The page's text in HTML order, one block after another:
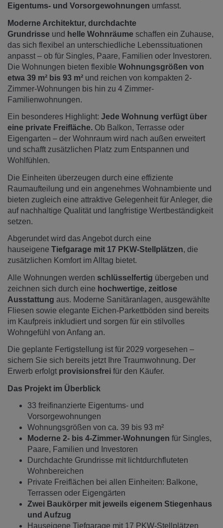
Eigentums- und Vorsorgewohnungen umfasst.
Moderne Architektur, durchdachte
Grundrisse und helle Wohnräume schaffen ein Zuhause,
das sich flexibel an unterschiedliche Lebenssituationen
anpasst – ob für Singles, Paare, Familien oder Investoren.
Die Wohnungen bieten flexible Wohnungsgrößen von
etwa 39 m² bis 93 m² und reichen von kompakten 2-
Zimmer-Wohnungen bis hin zu 4 Zimmer-
Familienwohnungen.
Ein besonderes Highlight: Jede Wohnung verfügt über
eine private Freifläche. Ob Balkon, Terrasse oder
Eigengarten – der Wohnraum wird nach außen erweitert
und schafft zusätzlichen Platz zum Entspannen und
Wohlfühlen.
Die Einheiten überzeugen durch eine effiziente
Raumaufteilung und ein angenehmes Wohnambiente und
bieten zugleich eine attraktive Gelegenheit für Anleger, die
auf nachhaltige Qualität und langfristige Wertbeständigkeit
setzen.
Abgerundet wird das Angebot durch eine
hauseigene Tiefgarage mit 17 PKW-Stellplätzen, die
zusätzlichen Komfort im Alltag bietet.
Alle Wohnungen werden schlüsselfertig übergeben und
zeichnen sich durch eine hochwertige, zeitlose
Ausstattung aus. Moderne Sanitäranlagen, ausgewählte
Fliesen sowie elegante Eichen-Parkettböden sind bereits
im Kaufpreis inkludiert und sorgen für ein stilvolles
Wohngefühl von Anfang an.
Die geplante Fertigstellung ist für 2029 vorgesehen –
sichern Sie sich bereits jetzt Ihre Traumwohnung. Der
Erwerb erfolgt provisionsfrei für den Käufer.
Das Projekt im Überblick
33 freifinanzierte Eigentums- und
Vorsorgewohnungen
Wohnungsgrößen von ca. 39 bis 93 m²
Moderne 2- bis 4-Zimmer-Wohnungen für Singles,
Paare, Familien und Investoren
Durchdachte Grundrisse mit lichtdurchfluteten
Wohnbereichen
Private Freiflächen bei allen Einheiten: Balkone,
Terrassen oder Eigengärten
Zwei Baukörper mit jeweils eigenem Stiegenhaus
und Aufzug
Hauseigene Tiefgarage mit 17 PKW-Stellplätzen